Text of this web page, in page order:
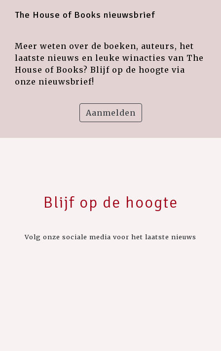
The House of Books nieuwsbrief
Meer weten over de boeken, auteurs, het
laatste nieuws en leuke winacties van The
House of Books? Blijf op de hoogte via
onze nieuwsbrief!
Aanmelden
Blijf op de hoogte
Volg onze sociale media voor het laatste nieuws